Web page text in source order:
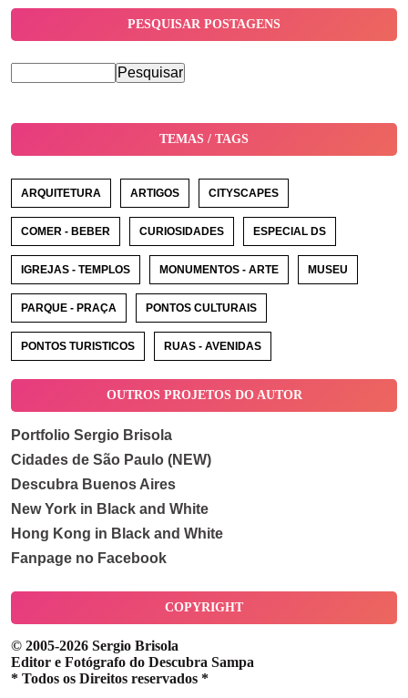
PESQUISAR POSTAGENS
TEMAS / TAGS
ARQUITETURA ARTIGOS CITYSCAPES
COMER - BEBER CURIOSIDADES ESPECIAL DS
IGREJAS - TEMPLOS MONUMENTOS - ARTE MUSEU
PARQUE - PRAÇA PONTOS CULTURAIS
PONTOS TURISTICOS RUAS - AVENIDAS
OUTROS PROJETOS DO AUTOR
Portfolio Sergio Brisola
Cidades de São Paulo (NEW)
Descubra Buenos Aires
New York in Black and White
Hong Kong in Black and White
Fanpage no Facebook
COPYRIGHT
© 2005-2026 Sergio Brisola
Editor e Fotógrafo do Descubra Sampa
* Todos os Direitos reservados *